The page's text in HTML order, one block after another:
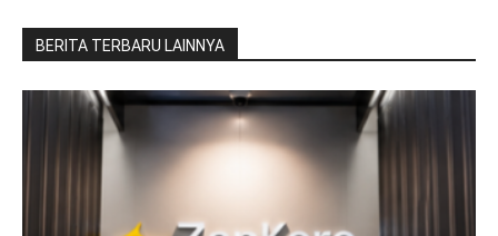
BERITA TERBARU LAINNYA